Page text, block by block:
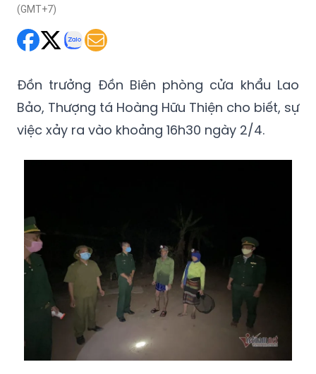
(GMT+7)
Đồn trưởng Đồn Biên phòng cửa khẩu Lao
Bảo, Thượng tá Hoàng Hữu Thiện cho biết, sự
việc xảy ra vào khoảng 16h30 ngày 2/4.